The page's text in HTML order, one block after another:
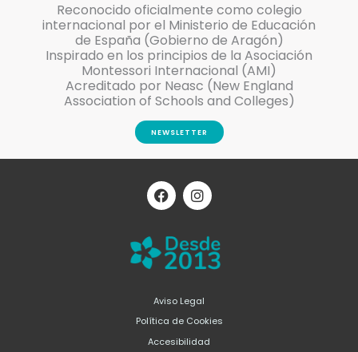
Reconocido oficialmente como colegio
internacional por el Ministerio de Educación
de España (Gobierno de Aragón)
Inspirado en los principios de la Asociación
Montessori Internacional (AMI)
Acreditado por Neasc (New England
Association of Schools and Colleges)
NEWSLETTER
Aviso Legal
Política de Cookies
Accesibilidad
F
a
c
b
o
o
I
n
s
a
g
r
m